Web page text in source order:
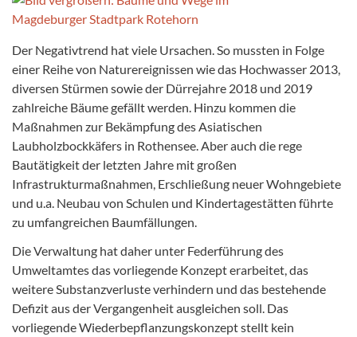
Der Negativtrend hat viele Ursachen. So mussten in Folge
einer Reihe von Naturereignissen wie das Hochwasser 2013,
diversen Stürmen sowie der Dürrejahre 2018 und 2019
zahlreiche Bäume gefällt werden. Hinzu kommen die
Maßnahmen zur Bekämpfung des Asiatischen
Laubholzbockkäfers in Rothensee. Aber auch die rege
Bautätigkeit der letzten Jahre mit großen
Infrastrukturmaßnahmen, Erschließung neuer Wohngebiete
und u.a. Neubau von Schulen und Kindertagestätten führte
zu umfangreichen Baumfällungen.
Die Verwaltung hat daher unter Federführung des
Umweltamtes das vorliegende Konzept erarbeitet, das
weitere Substanzverluste verhindern und das bestehende
Defizit aus der Vergangenheit ausgleichen soll. Das
vorliegende Wiederbepflanzungskonzept stellt kein